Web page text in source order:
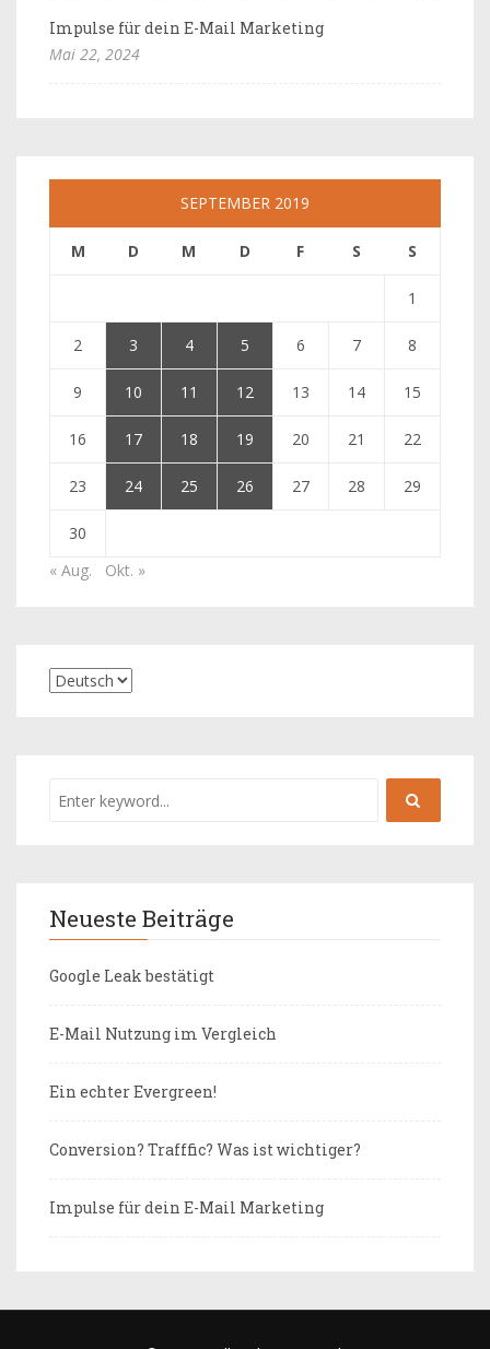
Impulse für dein E-Mail Marketing
Mai 22, 2024
SEPTEMBER 2019
M D M D F S S
1
2 3 4 5 6 7 8
9 10 11 12 13 14 15
16 17 18 19 20 21 22
23 24 25 26 27 28 29
30
« Aug.
Okt. »
Neueste Beiträge
Google Leak bestätigt
E-Mail Nutzung im Vergleich
Ein echter Evergreen!
Conversion? Trafffic? Was ist wichtiger?
Impulse für dein E-Mail Marketing